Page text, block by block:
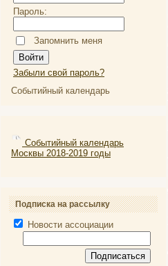
Пароль:
Запомнить меня
Забыли свой пароль?
Событийный календарь
Событийный календарь
Москвы 2018-2019 годы
Подписка на рассылку
Новости ассоциации